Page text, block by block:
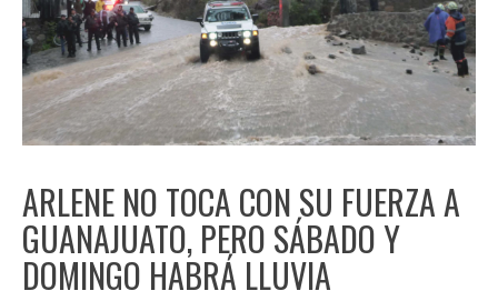
ARLENE NO TOCA CON SU FUERZA A
GUANAJUATO, PERO SÁBADO Y
DOMINGO HABRÁ LLUVIA